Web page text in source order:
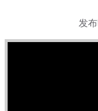
发